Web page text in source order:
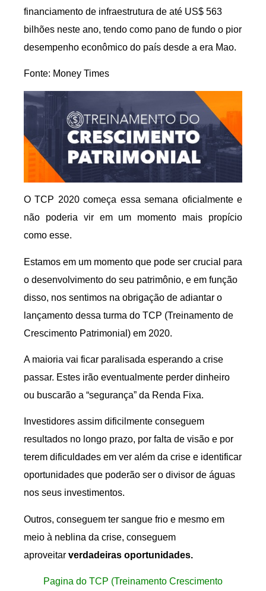
financiamento de infraestrutura de até US$ 563
bilhões neste ano, tendo como pano de fundo o pior
desempenho econômico do país desde a era Mao.
Fonte: Money Times
O TCP 2020 começa essa semana oficialmente e
não poderia vir em um momento mais propício
como esse.
Estamos em um momento que pode ser crucial para
o desenvolvimento do seu patrimônio, e em função
disso, nos sentimos na obrigação de adiantar o
lançamento dessa turma do TCP (Treinamento de
Crescimento Patrimonial) em 2020.
A maioria vai ficar paralisada esperando a crise
passar. Estes irão eventualmente perder dinheiro
ou buscarão a “segurança” da Renda Fixa.
Investidores assim dificilmente conseguem
resultados no longo prazo, por falta de visão e por
terem dificuldades em ver além da crise e identificar
oportunidades que poderão ser o divisor de águas
nos seus investimentos.
Outros, conseguem ter sangue frio e mesmo em
meio à neblina da crise, conseguem
aproveitar verdadeiras oportunidades.
Pagina do TCP (Treinamento Crescimento